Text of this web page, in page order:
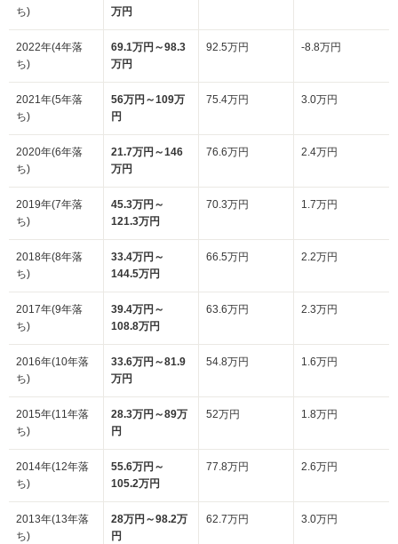
ち)
万円
2022年(4年落
ち)
69.1万円～98.3
万円
92.5万円 -8.8万円
2021年(5年落
ち)
56万円～109万
円
75.4万円 3.0万円
2020年(6年落
ち)
21.7万円～146
万円
76.6万円 2.4万円
2019年(7年落
ち)
45.3万円～
121.3万円
70.3万円 1.7万円
2018年(8年落
ち)
33.4万円～
144.5万円
66.5万円 2.2万円
2017年(9年落
ち)
39.4万円～
108.8万円
63.6万円 2.3万円
2016年(10年落
ち)
33.6万円～81.9
万円
54.8万円 1.6万円
2015年(11年落
ち)
28.3万円～89万
円
52万円 1.8万円
2014年(12年落
ち)
55.6万円～
105.2万円
77.8万円 2.6万円
2013年(13年落
ち)
28万円～98.2万
円
62.7万円 3.0万円